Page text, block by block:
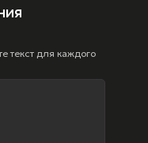
текст для каждого